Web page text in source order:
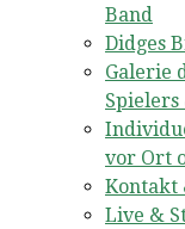
Band
Didges
Galerie
vor Ort
Kontakt
Live &